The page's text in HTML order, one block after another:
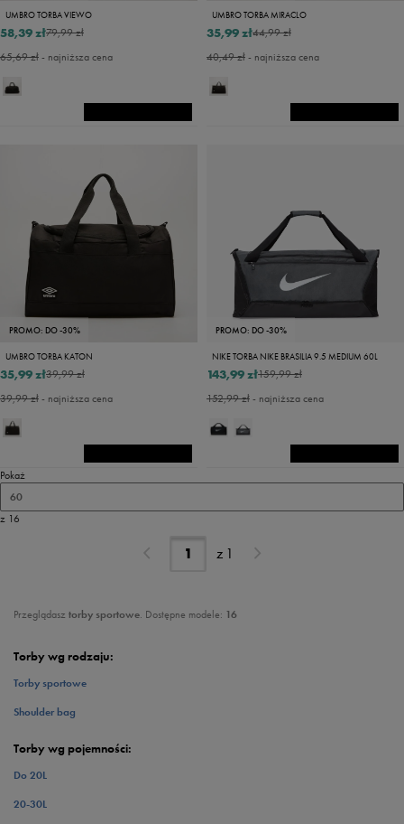
UMBRO TORBA VIEWO
79,99 zł
58,39 zł
65,69 zł- najniższa cena
UMBRO TORBA MIRACLO
44,99 zł
35,99 zł
40,49 zł- najniższa cena
PROMO: DO -30%
UMBRO TORBA KATON
39,99 zł
35,99 zł
39,99 zł- najniższa cena
PROMO: DO -30%
NIKE TORBA NIKE BRASILIA 9.5 MEDIUM 60L
159,99 zł
143,99 zł
152,99 zł- najniższa cena
Pokaż
60
z 16
z 1
Przeglądasz torby sportowe. Dostępne modele: 16
Torby wg rodzaju:
Torby sportowe
Shoulder bag
Torby wg pojemności:
Do 20L
20-30L